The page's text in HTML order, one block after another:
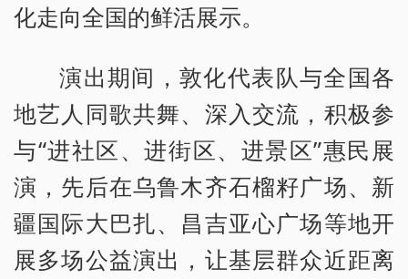
化走向全国的鲜活展示。
演出期间，敦化代表队与全国各
地艺人同歌共舞、深入交流，积极参
与“进社区、进街区、进景区”惠民展
演，先后在乌鲁木齐石榴籽广场、新
疆国际大巴扎、昌吉亚心广场等地开
展多场公益演出，让基层群众近距离